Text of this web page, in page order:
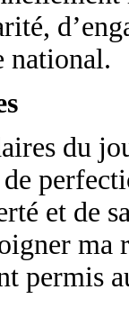
national.
du
et de
ma
permis